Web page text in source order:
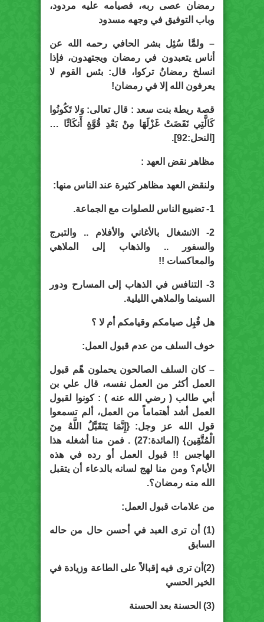
رمضان عصى ربه، فصيامه عليه مردود،
وباب التوفيق في وجهه مسدود
– ولمَّا سُئِل بشر الحافي رحمه الله عن
أناس يتعبدون في رمضان ويجتهدون، فإذا
انسلخ رمضانُ تركوا، قال: بئس القوم لا
يعرفون الله إلا في رمضان!
قصة ريطة بنت سعد : قال تعالى: وَلا تَكُونُوا
كَالَّتِي نَقَضَتْ غَزْلَهَا مِنْ بَعْدِ قُوَّةٍ أَنكَاثًا …
[النحل:92].
مظاهر نقض العهد :
ولنقض العهد مظاهر كثيرة عند الناس منها:
1- تضييع الناس للصلوات مع الجماعة.
2- الانشغال بالأغاني والأفلام .. والتبرج
والسفور .. والذهاب إلى الملاهي
والمعاكسات !!
3- التنافس في الذهاب إلى المسارح ودور
السينما والملاهي الليلية.
هل قُبِل صيامكم وقيامكم أم لا ؟
خوف السلف من عدم قبول العمل:
– كان السلف الصالحون يحملون هّم قبول
العمل أكثر من العمل نفسه، قال علي بن
أبي طالب ( رضي الله عنه ) : كونوا لقبول
العمل أشد أهتماماً من العمل، ألم تسمعوا
قول الله عز وجل: {إِنَّمَا يَتَقَبَّلُ اللَّهُ مِنَ
الْمُتَّقِين} (المائدة:27) . فمن منا أشغله هذا
الهاجس !! قبول العمل أو رده في هذه
الأيام؟ ومن منا لهج لسانه بالدعاء أن يتقبل
الله منه رمضان؟.
من علامات قبول العمل:
(1) أن ترى العبد في أحسن حال من حاله
السابق
(2)أن ترى فيه إقبالاً على الطاعة وزيادة في
الخير الحسي
(3) الحسنة بعد الحسنة